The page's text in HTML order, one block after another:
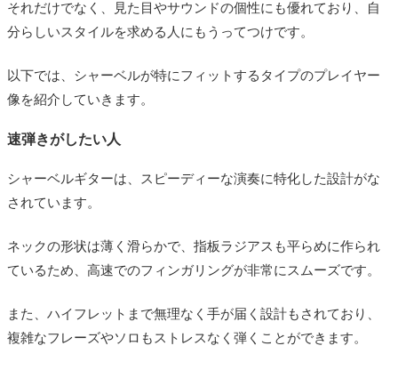
それだけでなく、見た目やサウンドの個性にも優れており、自
分らしいスタイルを求める人にもうってつけです。
以下では、シャーベルが特にフィットするタイプのプレイヤー
像を紹介していきます。
速弾きがしたい人
シャーベルギターは、スピーディーな演奏に特化した設計がな
されています。
ネックの形状は薄く滑らかで、指板ラジアスも平らめに作られ
ているため、高速でのフィンガリングが非常にスムーズです。
また、ハイフレットまで無理なく手が届く設計もされており、
複雑なフレーズやソロもストレスなく弾くことができます。